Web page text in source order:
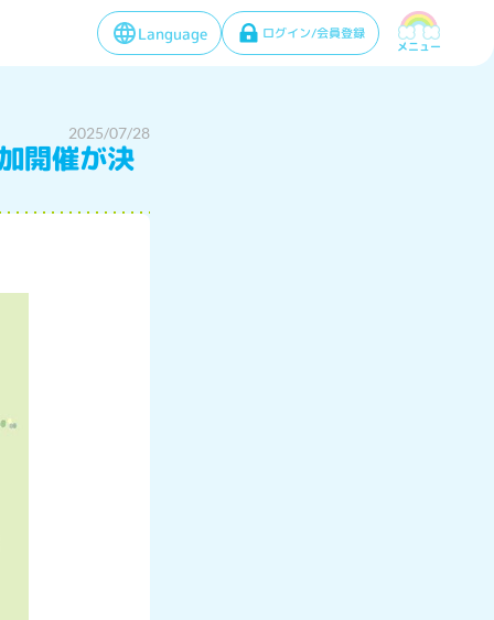
Language ログイン/会員登録
メニュー
2025/07/28
開催が決